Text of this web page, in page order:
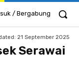
/ Bergabung
21 September 2025
Serawai